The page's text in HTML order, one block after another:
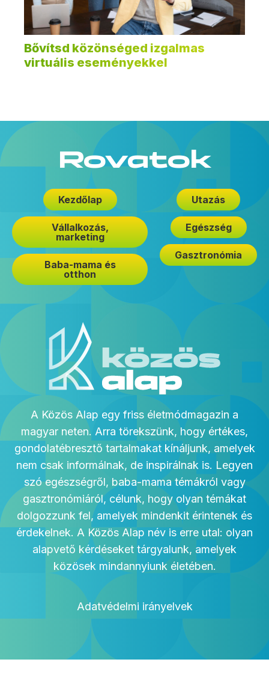
Bővítsd közönséged izgalmas
virtuális eseményekkel
Rovatok
Kezdőlap
Vállalkozás,
marketing
Baba-mama és
otthon
Utazás
Egészség
Gasztronómia
A Közös Alap egy friss életmódmagazin a
magyar neten. Arra törekszünk, hogy értékes,
gondolatébresztő tartalmakat kínáljunk, amelyek
nem csak informálnak, de inspirálnak is. Legyen
szó egészségről, baba-mama témákról vagy
gasztronómiáról, célunk, hogy olyan témákat
dolgozzunk fel, amelyek mindenkit érintenek és
érdekelnek. A Közös Alap név is erre utal: olyan
alapvető kérdéseket tárgyalunk, amelyek
közösek mindannyiunk életében.
Adatvédelmi irányelvek